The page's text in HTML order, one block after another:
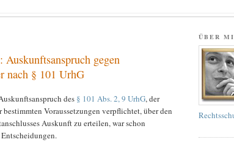
Auskunftsanspruch gegen
nach § 101 UrhG
des § 101 Abs. 2, 9 UrhG, der
bestimmten Voraussetzungen verpflichtet, über den
Auskunft zu erteilen, war schon
ÜBER